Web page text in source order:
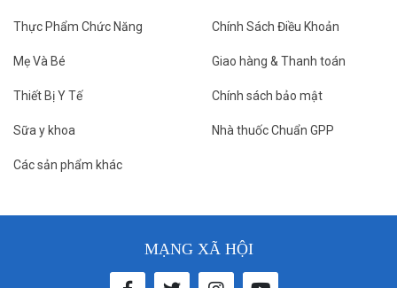
Thực Phẩm Chức Năng
Mẹ Và Bé
Thiết Bị Y Tế
Sữa y khoa
Các sản phẩm khác
Chính Sách Điều Khoản
Giao hàng & Thanh toán
Chính sách bảo mật
Nhà thuốc Chuẩn GPP
MẠNG XÃ HỘI